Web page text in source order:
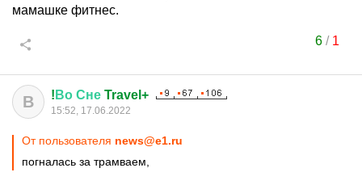
мамашке фитнес.
6/ 1
В ! Во Сне Travel+
15:52, 17.06.2022
От пользователя news@e1.ru
погналась за трамваем,